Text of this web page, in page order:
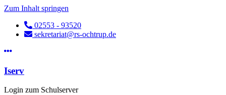
Zum Inhalt springen
02553 - 93520
sekretariat@rs-ochtrup.de
Iserv
Login zum Schulserver